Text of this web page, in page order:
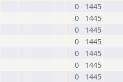
0
1445
0
1445
0
1445
0
1445
0
1445
0
1445
0
1445